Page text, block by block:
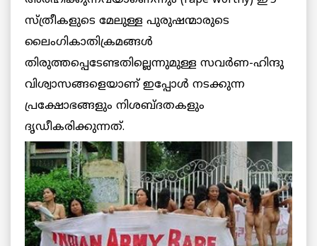
സ്ത്രീകളുടെ മേലുള്ള പുരുഷന്മാരുടെ
ലൈംഗികാതിക്രമങ്ങള്‍
തിരുത്തപ്പെടേണ്ടതില്ലെന്നുമുള്ള സവര്‍ണ-ഹിന്ദു
വിശ്വാസങ്ങളെയാണ് ഇപ്പോള്‍ നടക്കുന്ന
പ്രക്ഷോഭങ്ങളും നിശബ്ദതകളും
ദൃഡീകരിക്കുന്നത്.